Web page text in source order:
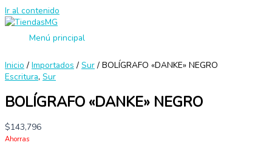
Ir al contenido
Menú principal
Inicio / Importados / Sur / BOLÍGRAFO «DANKE» NEGRO
Escritura, Sur
BOLÍGRAFO «DANKE» NEGRO
$143,796
Ahorras